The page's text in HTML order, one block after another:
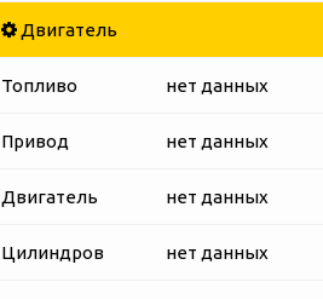
Двигатель
Топливо нет данных
Привод нет данных
Двигатель нет данных
Цилиндров нет данных